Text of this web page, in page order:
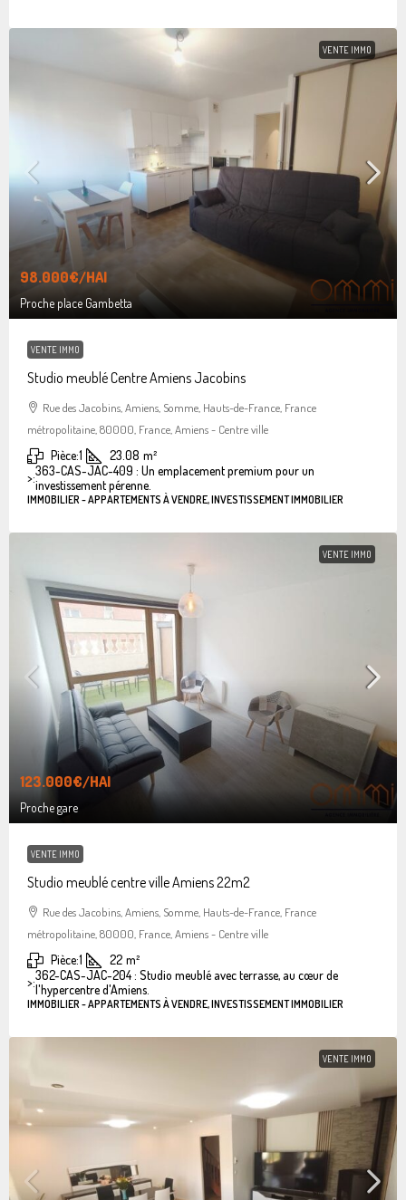
VENTE IMMO
98.000€/HAI
Proche place Gambetta
VENTE IMMO
Studio meublé Centre Amiens Jacobins
Rue des Jacobins, Amiens, Somme, Hauts-de-France, France
métropolitaine, 80000, France, Amiens - Centre ville
Pièce:1 23.08 m²
>:363-CAS-JAC-409 : Un emplacement premium pour un
investissement pérenne.
IMMOBILIER - APPARTEMENTS À VENDRE, INVESTISSEMENT IMMOBILIER
VENTE IMMO
123.000€/HAI
Proche gare
VENTE IMMO
Studio meublé centre ville Amiens 22m2
Rue des Jacobins, Amiens, Somme, Hauts-de-France, France
métropolitaine, 80000, France, Amiens - Centre ville
Pièce:1 22 m²
>:362-CAS-JAC-204 : Studio meublé avec terrasse, au cœur de
l'hypercentre d'Amiens.
IMMOBILIER - APPARTEMENTS À VENDRE, INVESTISSEMENT IMMOBILIER
VENTE IMMO